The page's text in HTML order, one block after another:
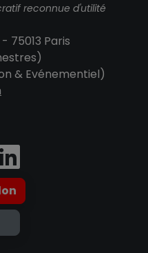
reconnue d'utilité
75013 Paris
& Evénementiel)